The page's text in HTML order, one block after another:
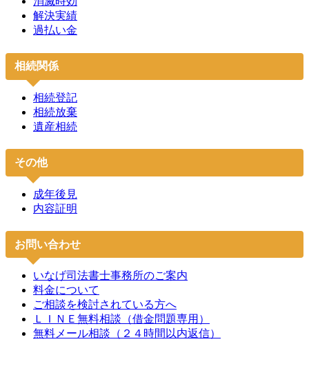
解決実績
過払い金
相続関係
相続登記
相続放棄
遺産相続
その他
成年後見
内容証明
お問い合わせ
いなげ司法書士事務所のご案内
料金について
ご相談を検討されている方へ
ＬＩＮＥ無料相談（借金問題専用）
無料メール相談（２４時間以内返信）